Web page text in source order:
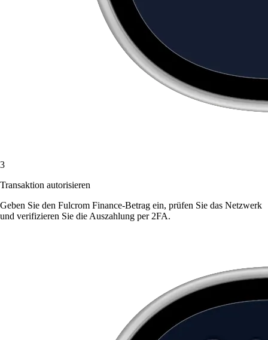
3
Transaktion autorisieren
Geben Sie den Fulcrom Finance-Betrag ein, prüfen Sie das Netzwerk
und verifizieren Sie die Auszahlung per 2FA.